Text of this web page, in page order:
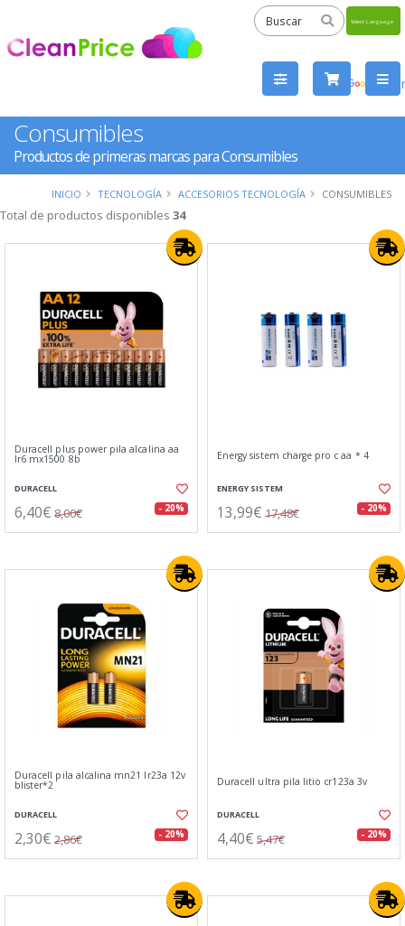
by
Consumibles
Productos de primeras marcas para Consumibles
INICIO TECNOLOGÍA ACCESORIOS TECNOLOGÍA CONSUMIBLES
Total de productos disponibles 34
Duracell plus power pila alcalina aa
lr6 mx1500 8b
DURACELL
6,40€ 8,00€ - 20%
Energy sistem charge pro c aa * 4
ENERGY SISTEM
13,99€ 17,48€ - 20%
Duracell pila alcalina mn21 lr23a 12v
blister*2
DURACELL
2,30€ 2,86€ - 20%
Duracell ultra pila litio cr123a 3v
DURACELL
4,40€ 5,47€ - 20%